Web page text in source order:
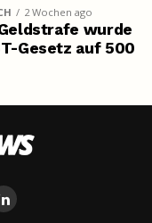
2 Wochen ago
wurde
Gesetz auf 500